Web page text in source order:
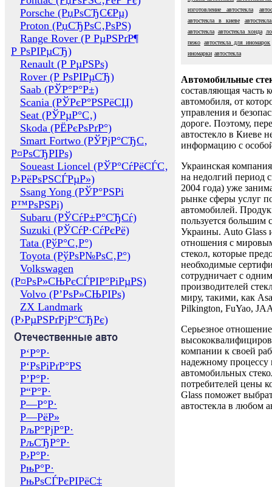
Porsche (РџРѕСЂС€Рµ)
Proton (РџСЂРѕС‚РѕРЅ)
Range Rover (Р РµРЅРґР¶
Р РѕРІРµСЂ)
Renault (Р РµРЅРѕ)
Rover (Р РѕРІРµСЂ)
Saab (РЎР°Р°Р±)
Scania (РЎРєР°РЅРёСЏ)
Seat (РЎРµР°С‚)
Skoda (РЁРєРѕРґР°)
Smart Fortwo (РЎРјР°СЂС‚
Р¤РѕСЂРІРѕ)
Soueast Lioncel (РЎР°СѓРёСЃС‚
Р›РёРѕРЅСЃРµР»)
Ssang Yong (РЎР°РЅРі
Р™РѕРЅРі)
Subaru (РЎСѓР±Р°СЂСѓ)
Suzuki (РЎСѓР·СѓРєРё)
Tata (РўР°С‚Р°)
Toyota (РўРѕР№РѕС‚Р°)
Volkswagen
(Р¤РѕР»СЊРєСЃРІР°РіРµРЅ)
Volvo (Р’РѕР»СЊРІРѕ)
ZX Landmark
(Р›РµРЅРґРјР°СЂРє)
Отечественные авто
Р‘Р°Р·
Р‘РѕРіРґР°РЅ
Р’Р°Р·
Р“Р°Р·
Р—Р°Р·
Р—РёР»
РљР°РјР°Р·
РљСЂР°Р·
Р›Р°Р·
РњР°Р·
РњРѕСЃРєРІРёС‡
изготовление автостекла
автостекла в киеве
автостекла автостекла хонда
пежо автостекла для иномарок
иномарки автостекла
Автомобильные
составляющая часть
автомобиля, от
управления и
дороге. Поэтому,
автостекло в Киеве
информацию с
Украинская
на недолгий период
2004 года) уже
рынке сферы услуг
автомобилей.
пользуется большим
Украины. Auto Glass
отношения с
стекол, которые
необходимые
сотрудничает с
производителей
миру, такими, как
Pilkington, FuYao,
Серьезное отношение
компании к своей
надежному процессу
автомобильных
потребителей цены
Glass поможет
автостекла в любом